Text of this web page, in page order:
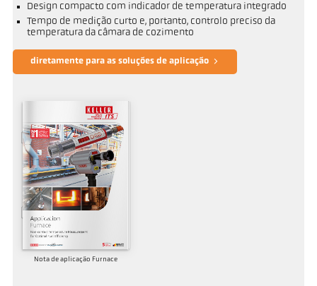
Design compacto com indicador de temperatura integrado
Tempo de medição curto e, portanto, controlo preciso da
temperatura da câmara de cozimento
diretamente para as soluções de aplicação
Nota de aplicação Furnace